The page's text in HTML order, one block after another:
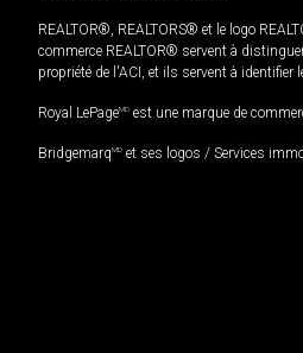
REALTOR®, REALTORS® et le logo
commerce REALTOR® servent à
propriété de l'ACI, et ils servent à
Royal LePageMD est une marque de
BridgemarqMD et ses logos / Services